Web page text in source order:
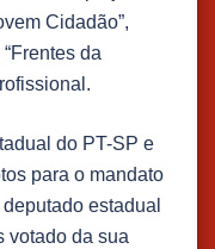
Cidadão”,
da
do PT-SP e
para o mandato
estadual
votado da sua